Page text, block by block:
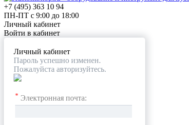
+7 (495) 363 10 94
ПН-ПТ с 9:00 до 18:00
Личный кабинет
Войти в кабинет
Личный кабинет
Пароль успешно изменен.
Пожалуйста авторизуйтесь.
* Электронная почта: